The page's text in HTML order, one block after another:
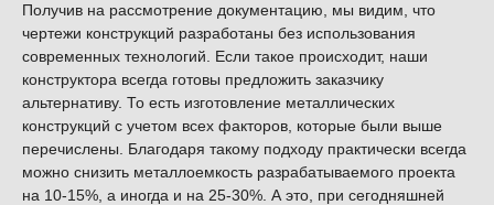
Получив на рассмотрение документацию, мы видим, что
чертежи конструкций разработаны без использования
современных технологий. Если такое происходит, наши
конструктора всегда готовы предложить заказчику
альтернативу. То есть изготовление металлических
конструкций с учетом всех факторов, которые были выше
перечислены. Благодаря такому подходу практически всегда
можно снизить металлоемкость разрабатываемого проекта
на 10-15%, а иногда и на 25-30%. А это, при сегодняшней